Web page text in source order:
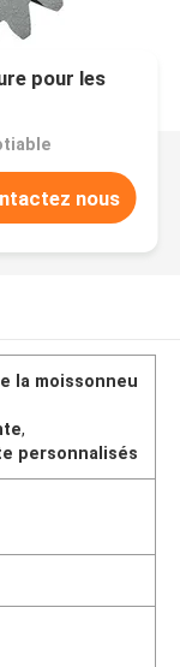
pour les
nous
la moissonneu
,
personnalisés